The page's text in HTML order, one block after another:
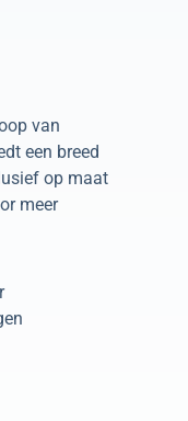
van
een breed
op maat
meer